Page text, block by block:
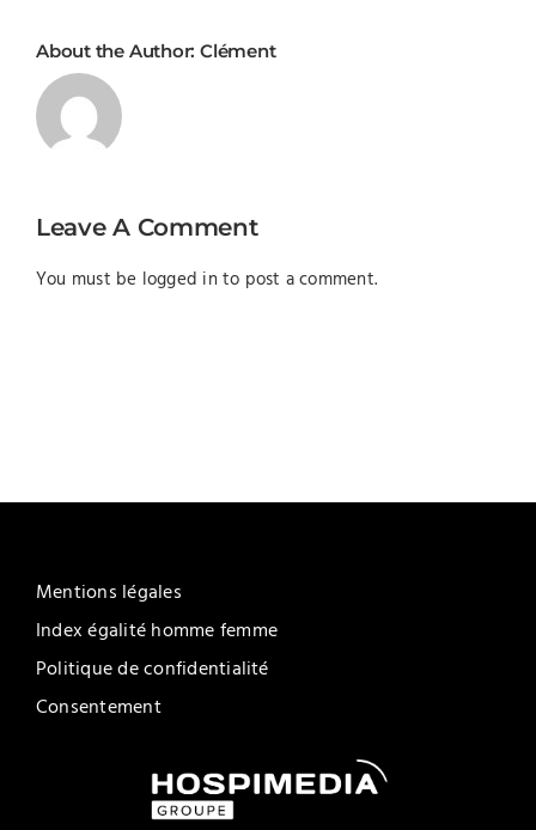
About the Author: Clément
Leave A Comment
You must be logged in to post a comment.
Mentions légales
Index égalité homme femme
Politique de confidentialité
Consentement